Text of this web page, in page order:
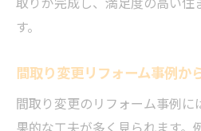
す。
間取り変更リフォーム事例か
間取り変更のリフォーム事例
果的な工夫が多く見られます。